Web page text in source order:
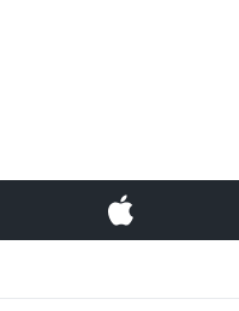
Comentar